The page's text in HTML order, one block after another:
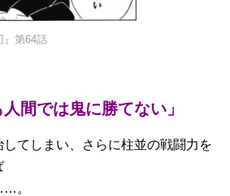
』第64話
間では鬼に勝てない」
てしまい、さらに柱並の戦闘力を
。